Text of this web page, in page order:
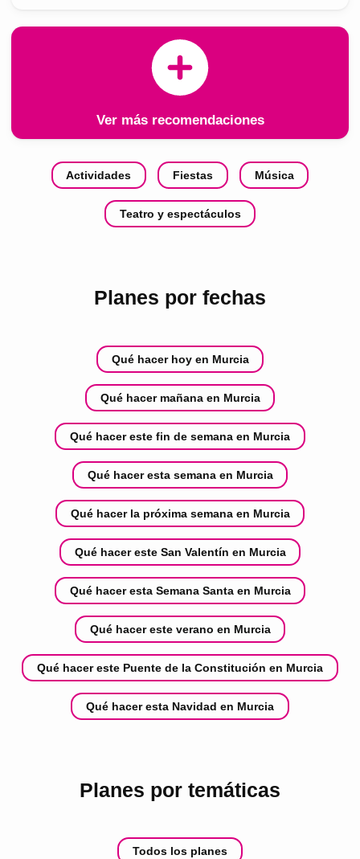
Ver más recomendaciones
Actividades Fiestas Música
Teatro y espectáculos
Planes por fechas
Qué hacer hoy en Murcia
Qué hacer mañana en Murcia
Qué hacer este fin de semana en Murcia
Qué hacer esta semana en Murcia
Qué hacer la próxima semana en Murcia
Qué hacer este San Valentín en Murcia
Qué hacer esta Semana Santa en Murcia
Qué hacer este verano en Murcia
Qué hacer este Puente de la Constitución en Murcia
Qué hacer esta Navidad en Murcia
Planes por temáticas
Todos los planes